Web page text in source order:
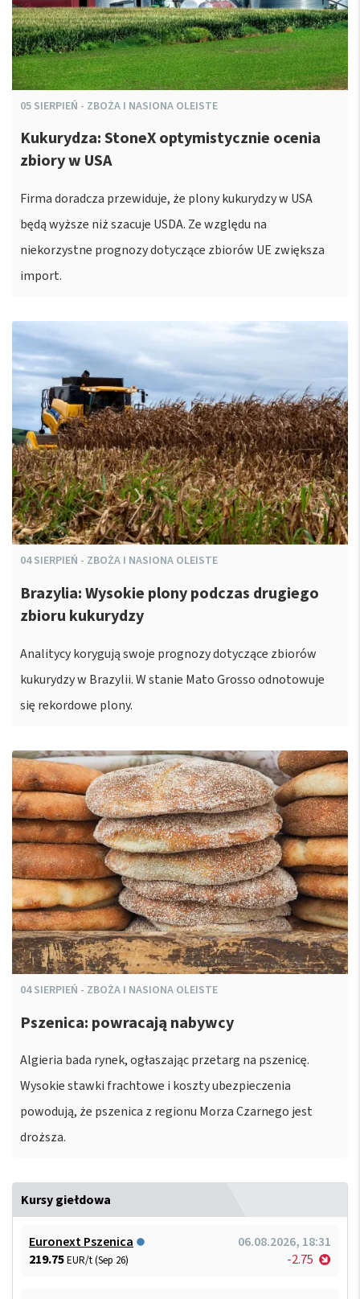
05 SIERPIEŃ - ZBOŻA I NASIONA OLEISTE
Kukurydza: StoneX optymistycznie ocenia
zbiory w USA
Firma doradcza przewiduje, że plony kukurydzy w USA
będą wyższe niż szacuje USDA. Ze względu na
niekorzystne prognozy dotyczące zbiorów UE zwiększa
import.
04 SIERPIEŃ - ZBOŻA I NASIONA OLEISTE
Brazylia: Wysokie plony podczas drugiego
zbioru kukurydzy
Analitycy korygują swoje prognozy dotyczące zbiorów
kukurydzy w Brazylii. W stanie Mato Grosso odnotowuje
się rekordowe plony.
04 SIERPIEŃ - ZBOŻA I NASIONA OLEISTE
Pszenica: powracają nabywcy
Algieria bada rynek, ogłaszając przetarg na pszenicę.
Wysokie stawki frachtowe i koszty ubezpieczenia
powodują, że pszenica z regionu Morza Czarnego jest
droższa.
Kursy giełdowa
Euronext Pszenica
06.08.2026, 18:31
219.75EUR/t (Sep 26) -2.75